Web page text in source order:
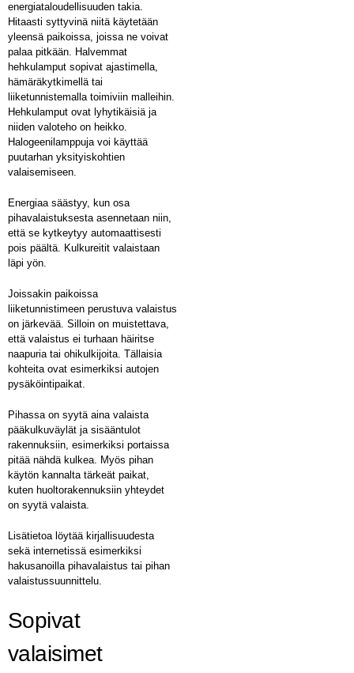
energiataloudellisuuden takia.
Hitaasti syttyvinä niitä käytetään
yleensä paikoissa, joissa ne voivat
palaa pitkään. Halvemmat
hehkulamput sopivat ajastimella,
hämäräkytkimellä tai
liiketunnistemalla toimiviin malleihin.
Hehkulamput ovat lyhytikäisiä ja
niiden valoteho on heikko.
Halogeenilamppuja voi käyttää
puutarhan yksityiskohtien
valaisemiseen.
Energiaa säästyy, kun osa
pihavalaistuksesta asennetaan niin,
että se kytkeytyy automaattisesti
pois päältä. Kulkureitit valaistaan
läpi yön.
Joissakin paikoissa
liiketunnistimeen perustuva valaistus
on järkevää. Silloin on muistettava,
että valaistus ei turhaan häiritse
naapuria tai ohikulkijoita. Tällaisia
kohteita ovat esimerkiksi autojen
pysäköintipaikat.
Pihassa on syytä aina valaista
pääkulkuväylät ja sisääntulot
rakennuksiin, esimerkiksi portaissa
pitää nähdä kulkea. Myös pihan
käytön kannalta tärkeät paikat,
kuten huoltorakennuksiin yhteydet
on syytä valaista.
Lisätietoa löytää kirjallisuudesta
sekä internetissä esimerkiksi
hakusanoilla pihavalaistus tai pihan
valaistussuunnittelu.
Sopivat
valaisimet